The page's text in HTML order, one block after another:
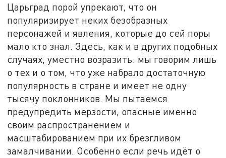
Царьград порой упрекают, что он
популяризирует неких безобразных
персонажей и явления, которые до сей поры
мало кто знал. Здесь, как и в других подобных
случаях, уместно возразить: мы говорим лишь
о тех и о том, что уже набрало достаточную
популярность в стране и имеет не одну
тысячу поклонников. Мы пытаемся
предупредить мерзости, опасные именно
своим распространением и
масштабированием при их брезгливом
замалчивании. Особенно если речь идёт о